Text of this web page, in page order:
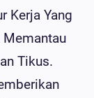
Kerja Yang
Memantau
Tikus.